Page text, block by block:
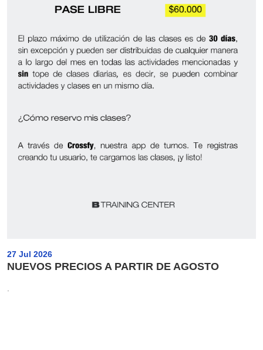
27 Jul 2026
NUEVOS PRECIOS A PARTIR DE AGOSTO